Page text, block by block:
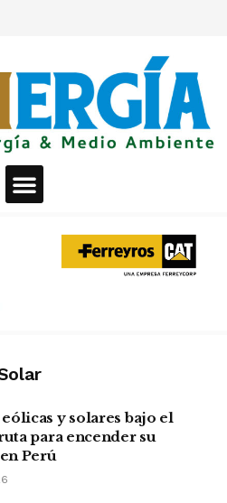
y solares bajo el
para encender su
Perú